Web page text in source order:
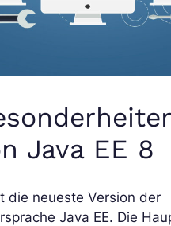
Java EE 8
die neueste Version der
Java EE. Die